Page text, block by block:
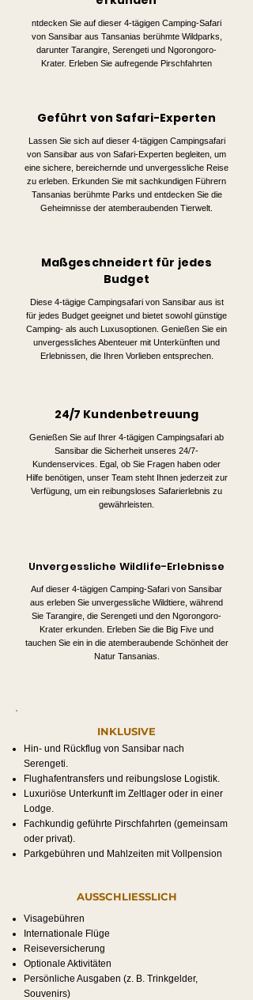
ntdecken Sie auf dieser 4-tägigen Camping-Safari
von Sansibar aus Tansanias berühmte Wildparks,
darunter Tarangire, Serengeti und Ngorongoro-
Krater. Erleben Sie aufregende Pirschfahrten
Geführt von Safari-Experten
Lassen Sie sich auf dieser 4-tägigen Campingsafari
von Sansibar aus von Safari-Experten begleiten, um
eine sichere, bereichernde und unvergessliche Reise
zu erleben. Erkunden Sie mit sachkundigen Führern
Tansanias berühmte Parks und entdecken Sie die
Geheimnisse der atemberaubenden Tierwelt.
Maßgeschneidert für jedes
Budget
Diese 4-tägige Campingsafari von Sansibar aus ist
für jedes Budget geeignet und bietet sowohl günstige
Camping- als auch Luxusoptionen. Genießen Sie ein
unvergessliches Abenteuer mit Unterkünften und
Erlebnissen, die Ihren Vorlieben entsprechen.
24/7 Kundenbetreuung
Genießen Sie auf Ihrer 4-tägigen Campingsafari ab
Sansibar die Sicherheit unseres 24/7-
Kundenservices. Egal, ob Sie Fragen haben oder
Hilfe benötigen, unser Team steht Ihnen jederzeit zur
Verfügung, um ein reibungsloses Safarierlebnis zu
gewährleisten.
Unvergessliche Wildlife-Erlebnisse
Auf dieser 4-tägigen Camping-Safari von Sansibar
aus erleben Sie unvergessliche Wildtiere, während
Sie Tarangire, die Serengeti und den Ngorongoro-
Krater erkunden. Erleben Sie die Big Five und
tauchen Sie ein in die atemberaubende Schönheit der
Natur Tansanias.
INKLUSIVE
Hin- und Rückflug von Sansibar nach
Serengeti.
Flughafentransfers und reibungslose Logistik.
Luxuriöse Unterkunft im Zeltlager oder in einer
Lodge.
Fachkundig geführte Pirschfahrten (gemeinsam
oder privat).
Parkgebühren und Mahlzeiten mit Vollpension
AUSSCHLIESSLICH
Visagebühren
Internationale Flüge
Reiseversicherung
Optionale Aktivitäten
Persönliche Ausgaben (z. B. Trinkgelder,
Souvenirs)